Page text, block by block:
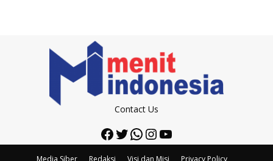
Contact Us
Facebook
Twitter
WhatsApp
Instagram
YouTube
Media Siber Redaksi Visi dan Misi Privacy Policy